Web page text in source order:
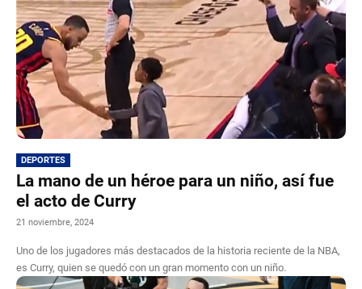
DEPORTES
La mano de un héroe para un niño, así fue
el acto de Curry
21 noviembre, 2024
Uno de los jugadores más destacados de la historia reciente de la NBA,
es Curry, quien se quedó con un gran momento con un niño.